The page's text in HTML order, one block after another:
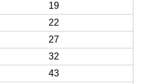
19
22
27
32
43